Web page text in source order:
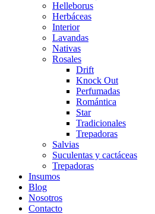
Helleborus
Herbáceas
Interior
Lavandas
Nativas
Rosales
Drift
Knock Out
Perfumadas
Romántica
Star
Tradicionales
Trepadoras
Salvias
Suculentas y cactáceas
Trepadoras
Insumos
Blog
Nosotros
Contacto